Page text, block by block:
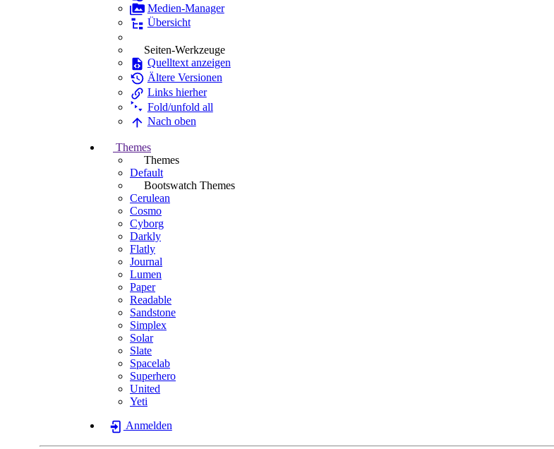
Medien-Manager
Übersicht
Seiten-Werkzeuge
Quelltext anzeigen
Ältere Versionen
Links hierher
Fold/unfold all
Nach oben
Themes
Themes
Default
Bootswatch Themes
Cerulean
Cosmo
Cyborg
Darkly
Flatly
Journal
Lumen
Paper
Readable
Sandstone
Simplex
Solar
Slate
Spacelab
Superhero
United
Yeti
Anmelden